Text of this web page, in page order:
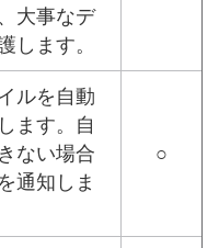
大事なデ
します。
ルを自動
ます。自
ない場合
通知しま
○